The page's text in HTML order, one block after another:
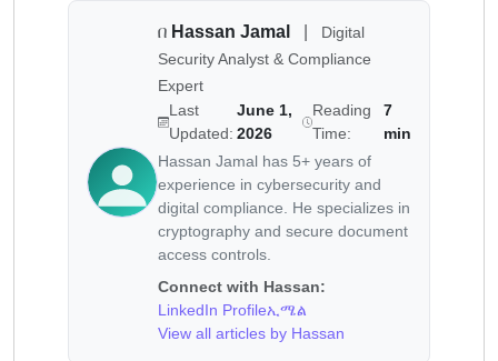
በ Hassan Jamal
Digital
Security Analyst & Compliance
Expert
Last
Updated:
June 1,
2026
Reading
Time:
7
min
Hassan Jamal has 5+ years of
experience in cybersecurity and
digital compliance. He specializes in
cryptography and secure document
access controls.
Connect with Hassan:
LinkedIn Profileኢሜል
View all articles by Hassan